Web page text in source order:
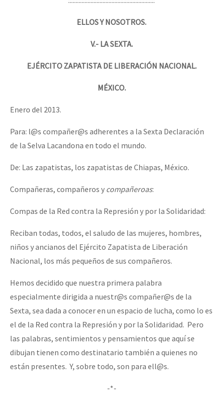
AutonomÍa y Resistencia
Audio
Fotorreportaje
Video
la naturaleza bajo asedio)
Libros para descargar
Medios Libres
COVID-19
Dia 1: Encontro “Guerra contra a Humanidade”
[CDMX – 20 julio] Jornadas globales por la libertad de Jesús
Se o México sabe, que o mundo saiba! Nossas lutas pela
[25 abr – CDMX] Tokín por el CNI: 30 años de Resistencia y
ELLOS Y NOSOTROS.
V.- LA SEXTA.
EJÉRCITO ZAPATISTA DE LIBERACIÓN NACIONAL.
MÉXICO.
Enero del 2013.
Para: l@s compañer@s adherentes a la Sexta Declaración
de la Selva Lacandona en todo el mundo.
De: Las zapatistas, los zapatistas de Chiapas, México.
Compañeras, compañeros y compañeroas:
Compas de la Red contra la Represión y por la Solidaridad:
Reciban todas, todos, el saludo de las mujeres, hombres,
niños y ancianos del Ejército Zapatista de Liberación
Nacional, los más pequeños de sus compañeros.
Hemos decidido que nuestra primera palabra
especialmente dirigida a nuestr@s compañer@s de la
Sexta, sea dada a conocer en un espacio de lucha, como lo es
el de la Red contra la Represión y por la Solidaridad. Pero
las palabras, sentimientos y pensamientos que aquí se
dibujan tienen como destinatario también a quienes no
están presentes. Y, sobre todo, son para ell@s.
-*-